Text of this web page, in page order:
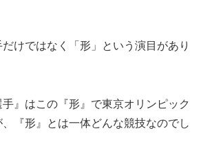
けではなく「形」という演目があり
』はこの『形』で東京オリンピック
『形』とは一体どんな競技なのでし